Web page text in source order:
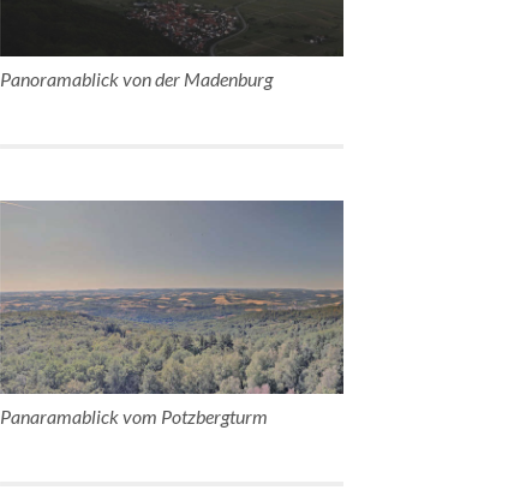
Panoramablick von der Madenburg
Panaramablick vom Potzbergturm